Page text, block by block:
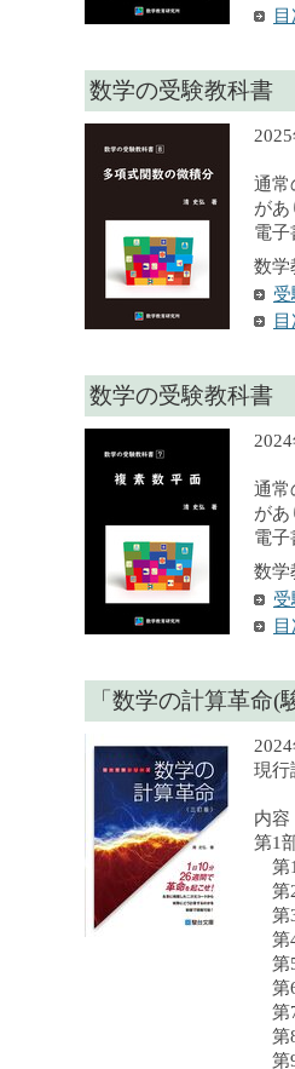
数学の受験教科
通常
があ
電子
数
数学の受験教科
通常
があ
電子
数
「数学の計算革命
現行
内容
第1
第
第
第
第
第
第
第
第
第